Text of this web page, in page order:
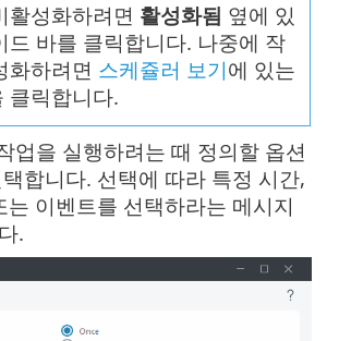
활성화하려면 활성화됨 옆에 있
드 바를 클릭합니다. 나중에 작
화하려면 스케쥴러 보기에 있는
클릭합니다.
업을 실행하려는 때 정의할 옵션
합니다. 선택에 따라 특정 시간,
는 이벤트를 선택하라는 메시지
.